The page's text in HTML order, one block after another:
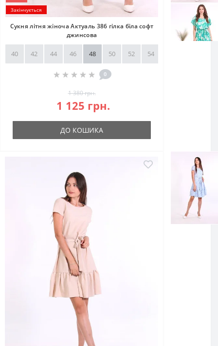
Закінчується
Сукня літня жіноча Актуаль 386 гілка біла софт
джинсова
40 42 44 46 48 50 52 54
0
1 380 грн.
1 125 грн.
ДО КОШИКА